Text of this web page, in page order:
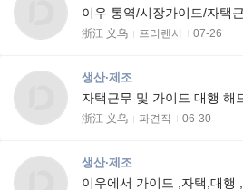
이우 통역/시장가이드/자택
浙江 义乌 프리랜서 07-26
생산·제조
자택근무 및 가이드 대행 해
浙江 义乌 파견직 06-30
생산·제조
이우에서 가이드 ,자택,대행